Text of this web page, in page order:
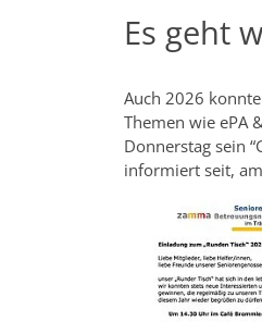
Es geht
Auch 2026
Themen wie ePA
Donnerstag sein
informiert seit,